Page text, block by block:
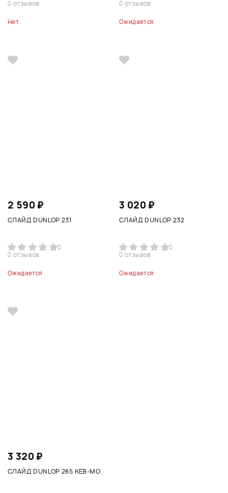
0 отзывов
Нет
0 отзывов
Ожидается
2 590 ₽
СЛАЙД DUNLOP 231
0
0 отзывов
Ожидается
3 020 ₽
СЛАЙД DUNLOP 232
0
0 отзывов
Ожидается
3 320 ₽
СЛАЙД DUNLOP 265 KEB-MO